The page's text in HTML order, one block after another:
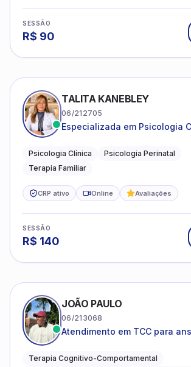
SESSÃO
R$ 90
TALITA KANEBLEY
06/212705
Especializada em Psicologia
famílias
Psicologia Clínica
Psicologia Perinatal
Terapia Familiar
CRP ativo Online Avaliações
SESSÃO
R$ 140
JOÃO PAULO
06/213068
Atendimento em TCC para
emocional
Terapia Cognitivo-Comportamental